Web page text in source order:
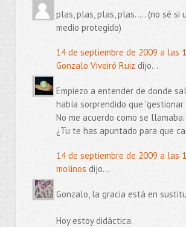
plas, plas, plas, plas..... (no sé
medio protegido)
14 de septiembre de 2009 a las
Gonzalo Viveiró Ruiz dijo...
Empiezo a entender de donde
había sorprendido que
No me acuerdo como se
¿Tu te has apuntado para que
14 de septiembre de 2009 a las
molinos dijo...
Gonzalo, la gracia está en
Hoy estoy didáctica.